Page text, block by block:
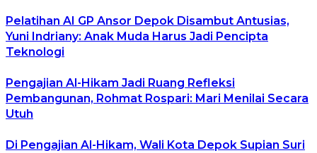
Pelatihan AI GP Ansor Depok Disambut Antusias,
Yuni Indriany: Anak Muda Harus Jadi Pencipta
Teknologi
Pengajian Al-Hikam Jadi Ruang Refleksi
Pembangunan, Rohmat Rospari: Mari Menilai Secara
Utuh
Di Pengajian Al-Hikam, Wali Kota Depok Supian Suri